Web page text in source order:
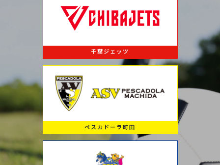
千葉ジェッツ
ペスカドーラ町田